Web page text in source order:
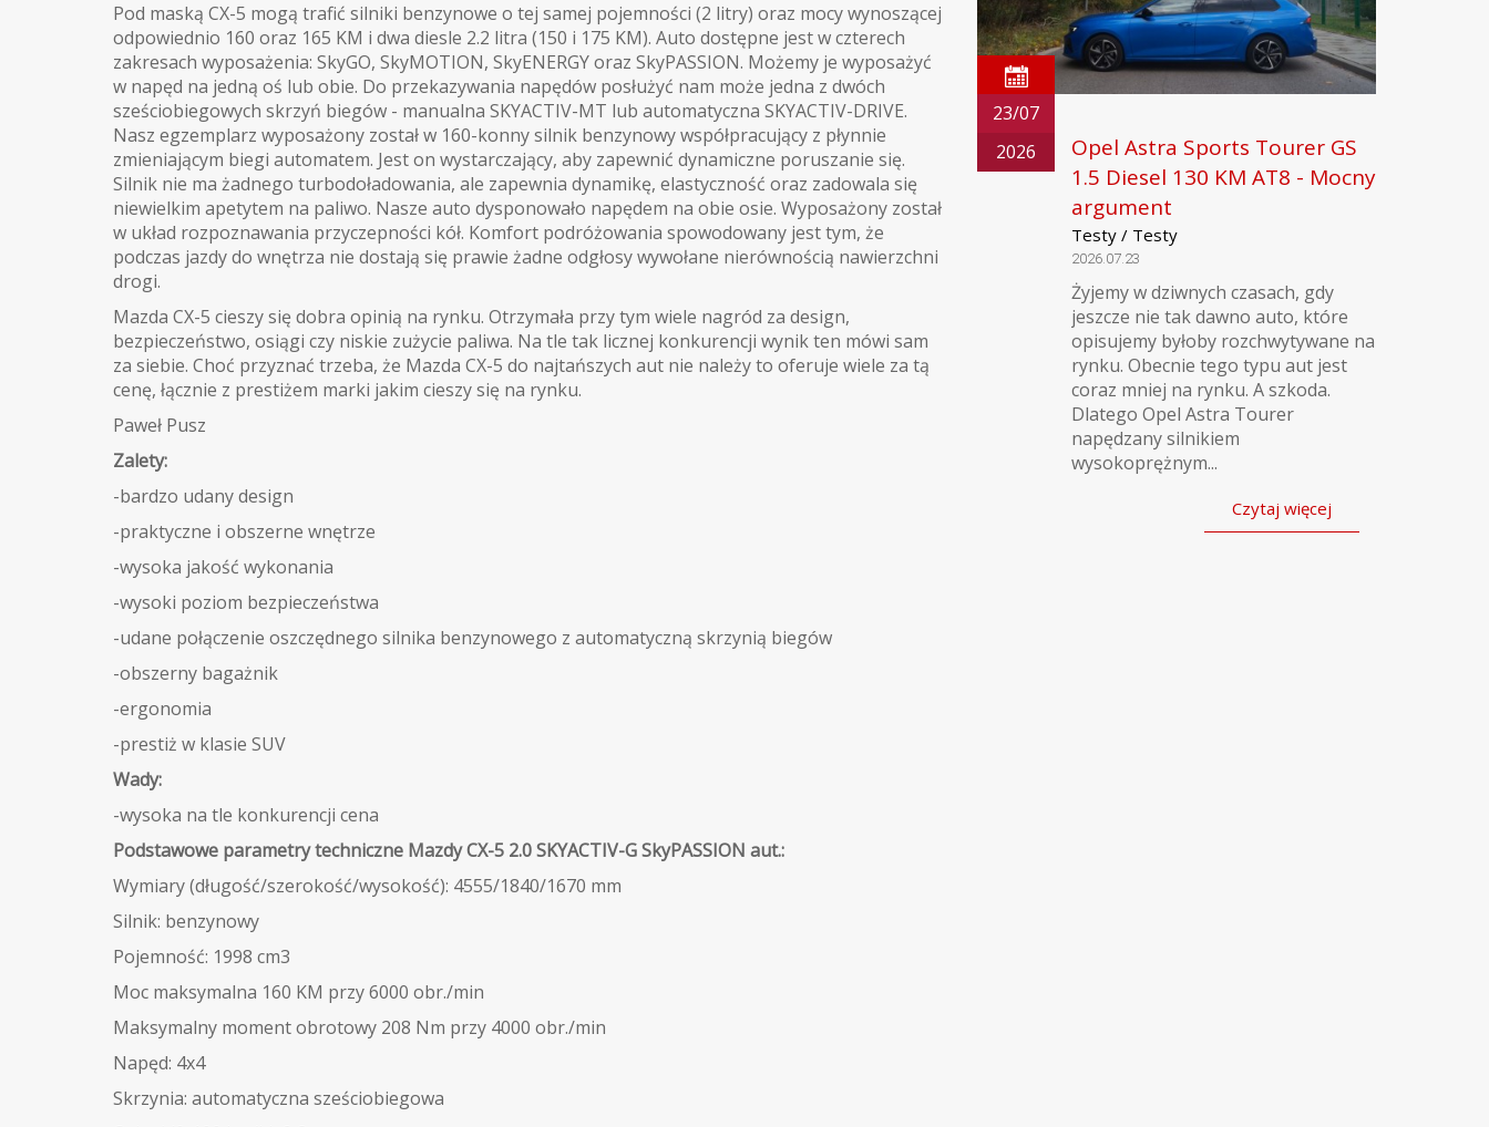
Pod maską CX-5 mogą trafić silniki benzynowe o tej samej pojemności (2 litry) oraz mocy wynoszącej
odpowiednio 160 oraz 165 KM i dwa diesle 2.2 litra (150 i 175 KM). Auto dostępne jest w czterech
zakresach wyposażenia: SkyGO, SkyMOTION, SkyENERGY oraz SkyPASSION. Możemy je wyposażyć
w napęd na jedną oś lub obie. Do przekazywania napędów posłużyć nam może jedna z dwóch
sześciobiegowych skrzyń biegów - manualna SKYACTIV-MT lub automatyczna SKYACTIV-DRIVE.
Nasz egzemplarz wyposażony został w 160-konny silnik benzynowy współpracujący z płynnie
zmieniającym biegi automatem. Jest on wystarczający, aby zapewnić dynamiczne poruszanie się.
Silnik nie ma żadnego turbodoładowania, ale zapewnia dynamikę, elastyczność oraz zadowala się
niewielkim apetytem na paliwo. Nasze auto dysponowało napędem na obie osie. Wyposażony został
w układ rozpoznawania przyczepności kół. Komfort podróżowania spowodowany jest tym, że
podczas jazdy do wnętrza nie dostają się prawie żadne odgłosy wywołane nierównością nawierzchni
drogi.
Mazda CX-5 cieszy się dobra opinią na rynku. Otrzymała przy tym wiele nagród za design,
bezpieczeństwo, osiągi czy niskie zużycie paliwa. Na tle tak licznej konkurencji wynik ten mówi sam
za siebie. Choć przyznać trzeba, że Mazda CX-5 do najtańszych aut nie należy to oferuje wiele za tą
cenę, łącznie z prestiżem marki jakim cieszy się na rynku.
Paweł Pusz
Zalety:
-bardzo udany design
-praktyczne i obszerne wnętrze
-wysoka jakość wykonania
-wysoki poziom bezpieczeństwa
-udane połączenie oszczędnego silnika benzynowego z automatyczną skrzynią biegów
-obszerny bagażnik
-ergonomia
-prestiż w klasie SUV
Wady:
-wysoka na tle konkurencji cena
Podstawowe parametry techniczne Mazdy CX-5 2.0SKYACTIV-G SkyPASSION aut.:
Wymiary (długość/szerokość/wysokość): 4555/1840/1670 mm
Silnik: benzynowy
Pojemność: 1998 cm3
Moc maksymalna 160 KM przy 6000 obr./min
Maksymalny moment obrotowy 208 Nm przy 4000 obr./min
Napęd: 4x4
Skrzynia: automatyczna sześciobiegowa
23/07
2026
Opel Astra Sports Tourer GS
1.5 Diesel 130 KM AT8 - Mocny
argument
Testy / Testy
2026.07.23
Żyjemy w dziwnych czasach, gdy
jeszcze nie tak dawno auto, które
opisujemy byłoby rozchwytywane na
rynku. Obecnie tego typu aut jest
coraz mniej na rynku. A szkoda.
Dlatego Opel Astra Tourer
napędzany silnikiem
wysokoprężnym...
Czytaj więcej